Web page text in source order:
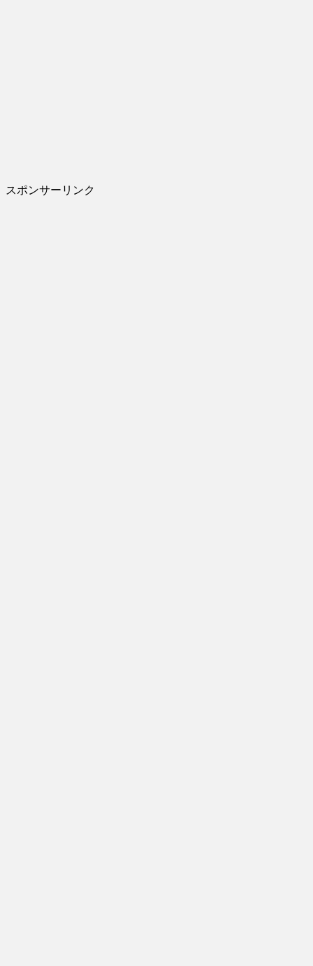
スポンサーリンク